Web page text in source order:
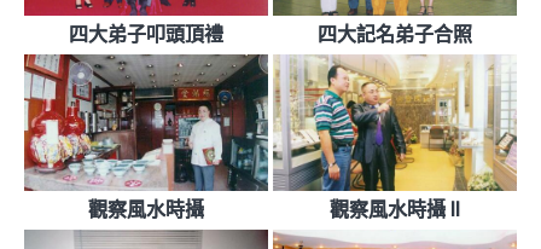
四大弟子叩頭頂禮 四大記名弟子合照
觀察風水時攝 觀察風水時攝 II